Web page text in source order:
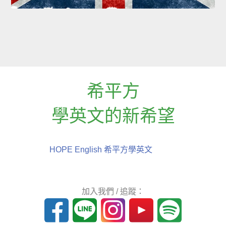
希平方
學英文的新希望
HOPE English 希平方學英文
加入我們 / 追蹤：